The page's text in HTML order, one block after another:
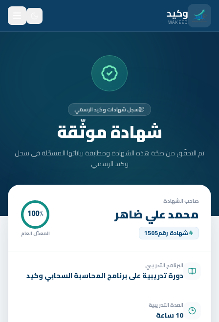
انتقل للمحتوى الرئيسي
وكيد
WAKEED
المتدربون
الأمان
تواصل
الوظائف
سجل شهادات وكيد الرسمي
شهادة موثّقة
تم التحقّق من صحّة هذه الشهادة ومطابقة بياناتها المسجّلة في سجل
وكيد الرسمي
صاحب الشهادة
محمد علي ضاهر
شهادة رقم1505
100٪
المعدّل العام
البرنامج التدريبي
دورة تدريبية على برنامج المحاسبة السحابي وكيد
المدة التدريبية
10 ساعة